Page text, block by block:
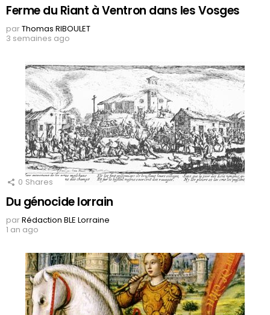
Ferme du Riant à Ventron dans les Vosges
parThomas RIBOULET
3 semaines ago
0 Shares
Du génocide lorrain
parRédaction BLE Lorraine
1 an ago